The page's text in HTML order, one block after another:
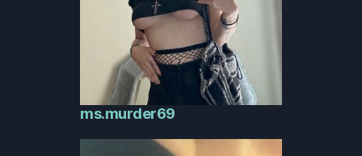
ms.murder69